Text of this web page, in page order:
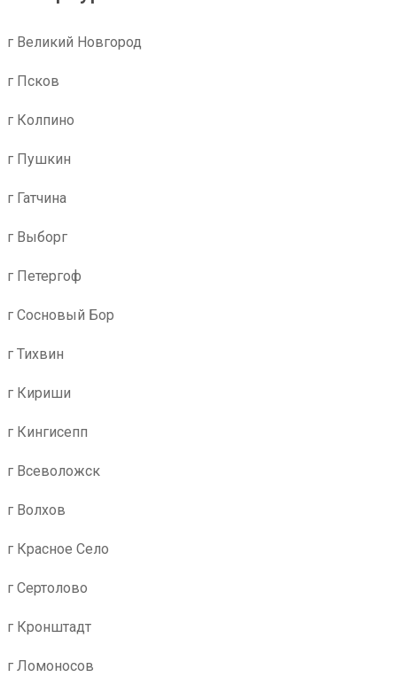
г Великий Новгород
г Псков
г Колпино
г Пушкин
г Гатчина
г Выборг
г Петергоф
г Сосновый Бор
г Тихвин
г Кириши
г Кингисепп
г Всеволожск
г Волхов
г Красное Село
г Сертолово
г Кронштадт
г Ломоносов